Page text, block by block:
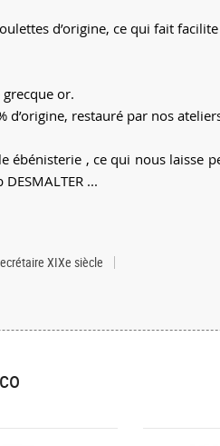
d’origine, ce qui fait
or.
d’origine, restauré par nos
ébénisterie , ce qui nous laisse
...
XIXe siècle